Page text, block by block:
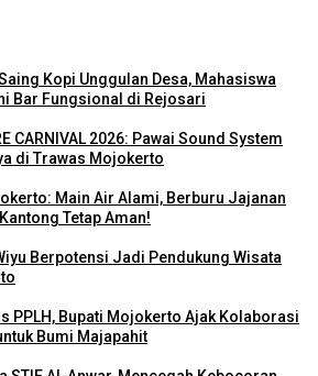
Kopi Unggulan Desa, Mahasiswa
Bar Fungsional di Rejosari
CARNIVAL 2026: Pawai Sound System
di Trawas Mojokerto
Main Air Alami, Berburu Jajanan
Tetap Aman!
Berpotensi Jadi Pendukung Wisata
PPLH, Bupati Mojokerto Ajak Kolaborasi
Bumi Majapahit